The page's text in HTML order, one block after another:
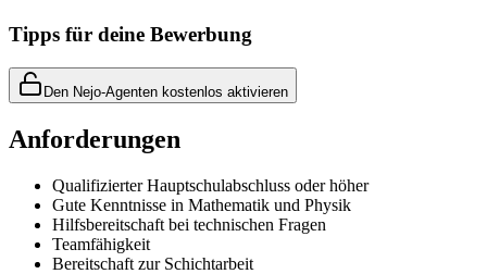
Tipps für deine Bewerbung
Den Nejo-Agenten kostenlos aktivieren
Anforderungen
Qualifizierter Hauptschulabschluss oder höher
Gute Kenntnisse in Mathematik und Physik
Hilfsbereitschaft bei technischen Fragen
Teamfähigkeit
Bereitschaft zur Schichtarbeit